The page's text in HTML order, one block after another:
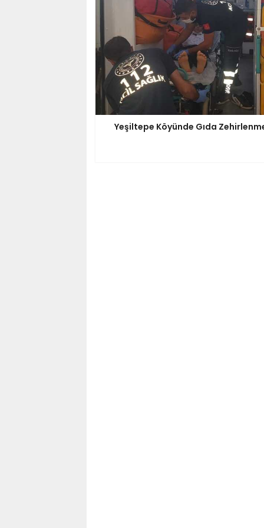
Yeşiltepe Köyünde Gıda